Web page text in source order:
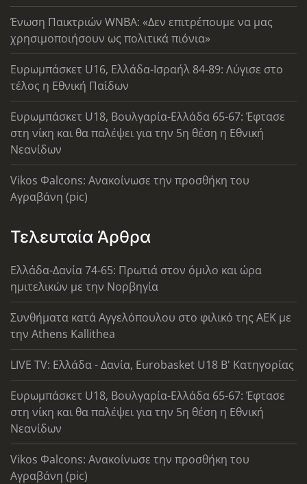
Ένωση Παικτριών WNBA: «Δεν επιτρέπουμε να μας
χρησιμοποιήσουν ως πολιτικά πιόνια»
Ευρωμπάσκετ U16, Ελλάδα-Ισραήλ 84-89: Λύγισε στο
τέλος η Εθνική Παίδων
Ευρωμπάσκετ U18, Βουλγαρία-Ελλάδα 65-67: Έφτασε
στη νίκη και θα παλέψει για την 5η θέση η Εθνική
Νεανίδων
Vikos Φalcons: Ανακοίνωσε την προσθήκη του
Αγραβάνη (pic)
Τελευταία Άρθρα
Ελλάδα-Δανία 74-65: Πρωτιά στον όμιλο και ώρα
ημιτελικών με την Νορβηγία
Συνθήματα κατά Αγγελόπουλου στο φιλικό της ΑΕΚ με
την Athens Kallithea
LIVE TV: Ελλάδα - Δανία, Eurobasket U18 Β' Κατηγορίας
Ευρωμπάσκετ U18, Βουλγαρία-Ελλάδα 65-67: Έφτασε
στη νίκη και θα παλέψει για την 5η θέση η Εθνική
Νεανίδων
Vikos Φalcons: Ανακοίνωσε την προσθήκη του
Αγραβάνη (pic)